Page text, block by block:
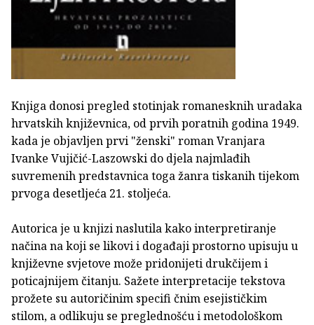
Knjiga donosi pregled stotinjak romanesknih uradaka
hrvatskih književnica, od prvih poratnih godina 1949.
kada je objavljen prvi "ženski" roman Vranjara
Ivanke Vujičić-Laszowski do djela najmlađih
suvremenih predstavnica toga žanra tiskanih tijekom
prvoga desetljeća 21. stoljeća.
Autorica je u knjizi naslutila kako interpretiranje
načina na koji se likovi i događaji prostorno upisuju u
književne svjetove može pridonijeti drukčijem i
poticajnijem čitanju. Sažete interpretacije tekstova
prožete su autoričinim specifi čnim esejističkim
stilom, a odlikuju se preglednošću i metodološkom